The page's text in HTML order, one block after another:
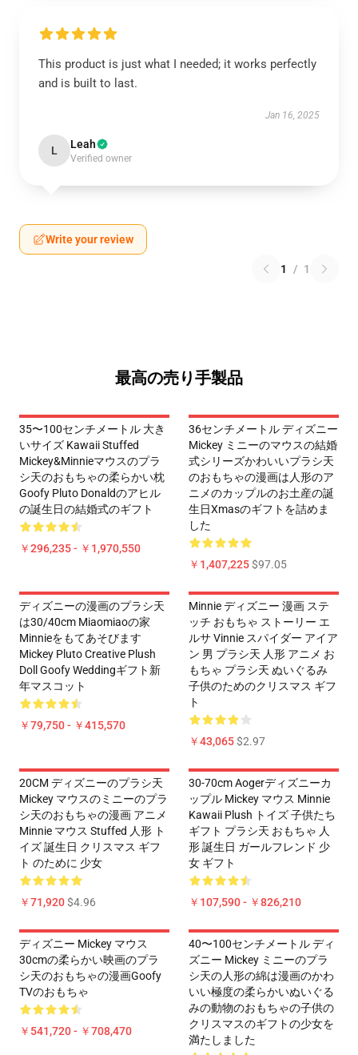
This product is just what I needed; it works perfectly
and is built to last.
Jan 16, 2025
L Leah
Verified owner
Write your review
1 / 1
最高の売り手製品
35〜100センチメートル 大き
いサイズ Kawaii Stuffed
Mickey&Minnieマウスのプラ
シ天のおもちゃの柔らかい枕
Goofy Pluto Donaldのアヒル
の誕生日の結婚式のギフト
￥296,235 - ￥1,970,550
36センチメートル ディズニー
Mickey ミニーのマウスの結婚
式シリーズかわいいプラシ天
のおもちゃの漫画は人形のア
ニメのカップルのお土産の誕
生日Xmasのギフトを詰めま
した
￥1,407,225$97.05
ディズニーの漫画のプラシ天
は30/40cm Miaomiaoの家
Minnieをもてあそびます
Mickey Pluto Creative Plush
Doll Goofy Weddingギフト新
年マスコット
￥79,750 - ￥415,570
Minnie ディズニー 漫画 ステ
ッチ おもちゃ ストーリー エ
ルサ Vinnie スパイダー アイア
ン 男 プラシ天 人形 アニメ お
もちゃ プラシ天 ぬいぐるみ
子供のためのクリスマス ギフ
ト
￥43,065$2.97
20CM ディズニーのプラシ天
Mickey マウスのミニーのプラ
シ天のおもちゃの漫画 アニメ
Minnie マウス Stuffed 人形 ト
イズ 誕生日 クリスマス ギフ
ト のために 少女
￥71,920$4.96
30-70cm Aogerディズニーカ
ップル Mickey マウス Minnie
Kawaii Plush トイズ 子供たち
ギフト プラシ天 おもちゃ 人
形 誕生日 ガールフレンド 少
女 ギフト
￥107,590 - ￥826,210
ディズニー Mickey マウス
30cmの柔らかい映画のプラ
シ天のおもちゃの漫画Goofy
TVのおもちゃ
￥541,720 - ￥708,470
40〜100センチメートル ディ
ズニー Mickey ミニーのプラ
シ天の人形の綿は漫画のかわ
いい極度の柔らかいぬいぐる
みの動物のおもちゃの子供の
クリスマスのギフトの少女を
満たしました